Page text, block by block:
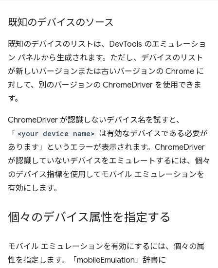
既知のデバイスのソース
既知のデバイスのリストは、DevTools のエミュレーショ
ン パネルから生成されます。ただし、デバイスのリスト
が新しいバージョンまたは古いバージョンの Chrome に
対して、別のバージョンの ChromeDriver を使用できま
す。
ChromeDriver が認識しないデバイス名を試すと、
「 <your device name> は有効なデバイスである必要が
あります」というエラーが表示されます。ChromeDriver
が認識していないデバイスをエミュレートするには、個々
のデバイス指標を使用してモバイル エミュレーションを
有効にします。
個々のデバイス属性を指定する
モバイル エミュレーションを有効にするには、個々の属
性を指定します。「mobileEmulation」辞書に